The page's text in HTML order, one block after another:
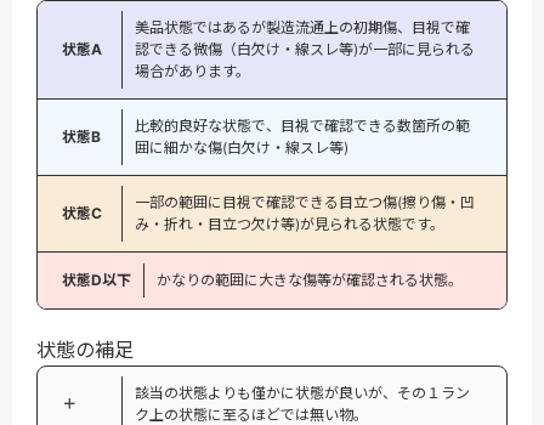
状態A
美品状態ではあるが製造流通上の初期傷、目視で確
認できる微傷（白欠け・線スレ等)が一部に見られる
場合があります。
状態B
比較的良好な状態で、目視で確認できる数箇所の範
囲に細かな傷(白欠け・線スレ等)
状態C
一部の範囲に目視で確認できる目立つ傷(擦り傷・凹
み・折れ・目立つ欠け等)が見られる状態です。
状態D以下 かなりの範囲に大きな傷等が確認される状態。
状態の補足
＋
該当の状態よりも僅かに状態が良いが、その１ラン
ク上の状態に至るほどでは無い物。